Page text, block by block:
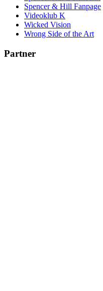
Spencer & Hill Fanpage
Videoklub K
Wicked Vision
Wrong Side of the Art
Partner